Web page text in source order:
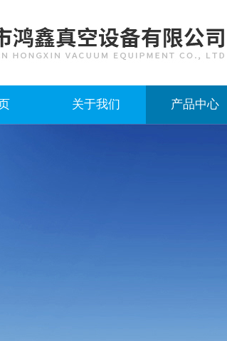
关于我们 产品中心